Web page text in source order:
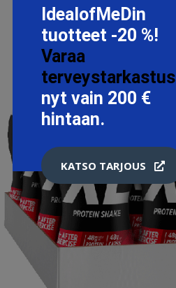
IdealofMeDin
tuotteet -20 %!
Varaa
terveystarkastus
nyt vain 200 €
hintaan.
KATSO TARJOUS